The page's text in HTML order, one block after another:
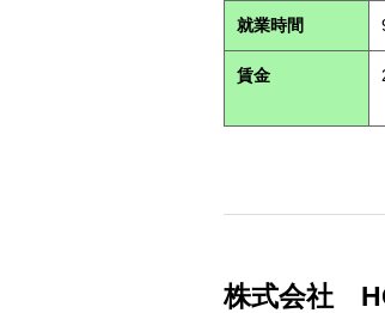
就業時間
賃金
株式会社